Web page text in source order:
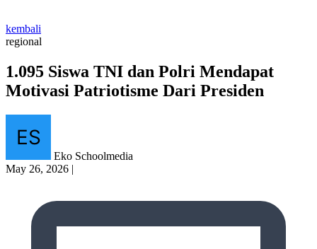
kembali
regional
1.095 Siswa TNI dan Polri Mendapat
Motivasi Patriotisme Dari Presiden
Eko Schoolmedia
May 26, 2026 |